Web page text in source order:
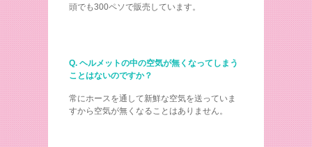
頭でも300ペソで販売しています。
Q. ヘルメットの中の空気が無くなってしまう
ことはないのですか？
常にホースを通して新鮮な空気を送っていま
すから空気が無くなることはありません。